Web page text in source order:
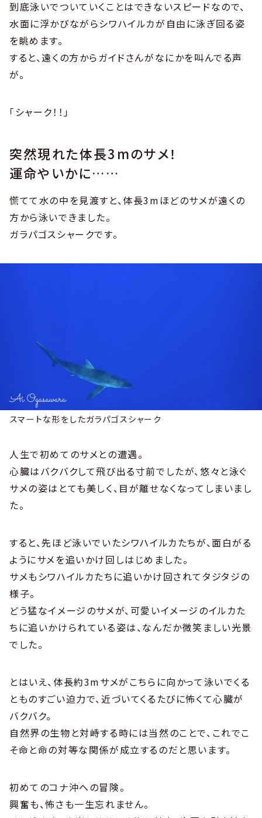
到底泳いでついていくことはできないスピードなので、
水面に浮かびながらシワハイルカが自由に泳ぎ回る姿
を眺めます。
すると、遠くの方からガイドさんがなにかを叫んでる声
が。
「シャーク！！」
突然現れた体長3mのサメ！
運命やいかに……
慌てて水の中を見渡すと、体長3mほどのサメが遠くの
方から泳いできました。
ガラパゴスシャークです。
スマートな形をしたガラパゴスシャーク
人生で初めてのサメとの遭遇。
心臓はバクバクして飛び出る寸前でしたが、悠々と泳ぐ
サメの姿はとても美しく、目が離せなくなってしまいまし
た。
すると、先ほど泳いでいたシワハイルカたちが、面白がる
ようにサメを追いかけ回しはじめました。
サメもシワハイルカたちに追いかけ回されてタジタジの
様子。
どう猛なイメージのサメが、可愛いイメージのイルカた
ちに追いかけられている姿は、なんだか微笑ましい光景
でした。
とはいえ、体長約3mサメがこちらに向かって泳いでくる
とものすごい迫力で、近づいてくるたびに怖くて心臓が
バクバク。
自然界の生物と対峙する時には当然のことで、これでこ
そ命と命の対等な関係が成立するのだと思います。
初めてのコナ沖への冒険。
興奮も、怖さも一生忘れません。